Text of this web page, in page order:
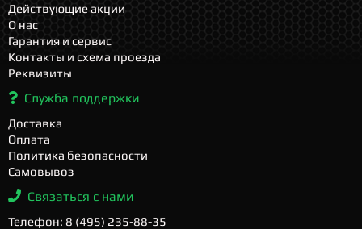
Действующие акции
О нас
Гарантия и сервис
Контакты и схема проезда
Реквизиты
Служба поддержки
Доставка
Оплата
Политика безопасности
Самовывоз
Связаться с нами
Телефон: 8 (495) 235-88-35